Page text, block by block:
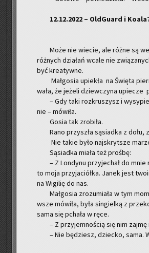
12.12.2022 – Old­Gu­ard i
Wena i
Może nie wie­cie, ale różne są
róż­nych dzia­łań wcale nie
być kre­atyw­ne.
Mał­go­sia upie­kła na Świę­ta
wa­ła, że je­że­li dziew­czy­na
– Gdy taki roz­kru­szysz i
nie – mó­wi­ła.
Gosia tak zro­bi­ła.
Rano przy­szła są­siad­ka z
Nie takie było naj­skryt­sze
Są­siad­ka miała też proś­bę:
– Z Lon­dy­nu przy­je­chał do
to moja przy­ja­ciół­ka. Janek jest
na Wi­gi­lię do nas.
Mał­go­sia zro­zu­mia­ła w tym
wsze mó­wi­ła, była sin­giel­ką z
sama się pcha­ła w ręce.
– Z przy­jem­no­ścią się nim
– Nie bę­dziesz, dziec­ko, sama.